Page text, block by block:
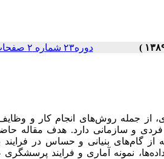
دوره۲۳ شماره ۲ صفحات ۴۴-۲۹
از جمله روش‌های انجام کار و
و سازمانی دارد. هدف مقاله
گام‌های بنیانی و حساس در فرایند
نمونه آماری و فرایند